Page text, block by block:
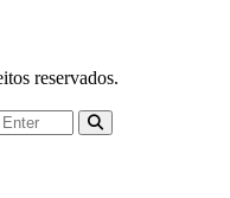
reservados.